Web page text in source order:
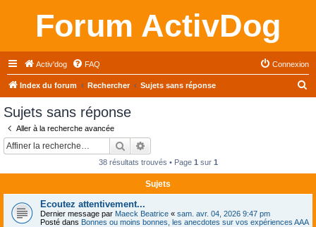
Forum ActivDog
Activ'dog FAQ Connexion
Index du forum Rechercher Sujets sans réponse
Sujets sans réponse
Aller à la recherche avancée
Rechercher
38 résultats trouvés • Page 1 sur 1
Sujets
Ecoutez attentivement...
Dernier message par Maeck Beatrice « sam. avr. 04, 2026 9:47 pm
Posté dans Bonnes ou moins bonnes, les anecdotes sur vos expériences AAA